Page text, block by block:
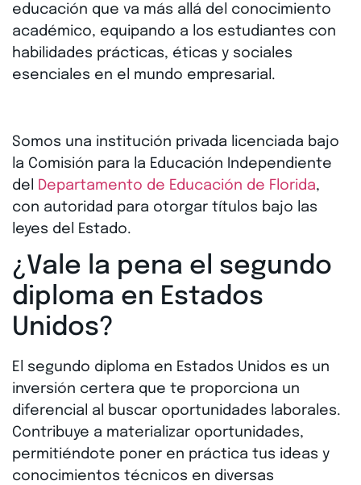
educación que va más allá del conocimiento
académico, equipando a los estudiantes con
habilidades prácticas, éticas y sociales
esenciales en el mundo empresarial.
Somos una institución privada licenciada bajo
la Comisión para la Educación Independiente
del
Departamento de Educación de Florida,
con autoridad para otorgar títulos bajo las
leyes del Estado.
¿Vale la pena el segundo
diploma en Estados
Unidos?
El segundo diploma en Estados Unidos es un
inversión certera que te proporciona un
diferencial al buscar oportunidades laborales.
Contribuye a materializar oportunidades,
permitiéndote poner en práctica tus ideas y
conocimientos técnicos en diversas